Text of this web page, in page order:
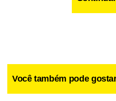
Você também pode